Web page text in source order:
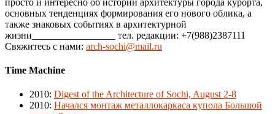
основных тенденциях формирования его нового облика, а
также знаковых событиях в архитектурной
жизни_________________ тел. редакции: +7(988)2387111
Свяжитесь с нами: arch-sochi@mail.ru
Time Machine
2010: Digest of the Architecture of Sochi, August 2-8
2010: Начался монтаж металлокаркаса купола Большой